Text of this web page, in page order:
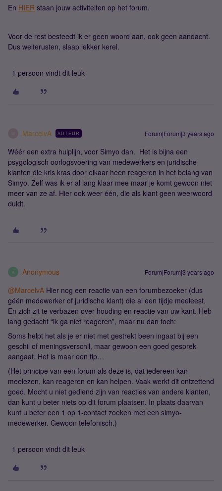
En HIER staan jouw activiteiten op het forum.
Voor de rest besteedt ik er geen woord aan, ook geen aandacht.
Dus welterusten, slaap lekker kerel.
1 persoon vindt dit leuk
MarcelvA AUTEUR Forum|Forum|3 years ago
Wéér een extra hulplijn, voor Simyo dan. Het is bijna een
psygologisch oorlogsvoering van medewerkers en juridische
klanten die kris kras door elkaar heen reageren in het belang van
Simyo. Zelf was ik er al lang klaar mee maar je komt gewoon niet
meer van ze af. Hier ook weer één, die als klant geen weerwoord
duldt.
A Anonymous Forum|Forum|3 years ago
@MarcelvA Hier nog een reactie van een forumbezoeker (dus
géén medewerker of juridische klant) die al een tijdje meeleest.
En zich zit te verbazen over houding en reactie van uw kant. Heb
lang gedacht “ik ga niet reageren”, maar nu dan toch:
Soms helpt het als je er niet met gestrekt been ingaat bij een
geschil of meningsverschil, maar gewoon een goed gesprek
aangaat. Het is maar een tip…
(Het principe van een forum als deze is, dat iedereen kan
meelezen, kan reageren en kan helpen. Vaak werkt dit ontzettend
goed. Mocht u niet gediend zijn van reacties van andere klanten,
dan kunt u beter niets op dit forum plaatsen. In plaats daarvan
kunt u beter een 1 op 1-contact zoeken met een simyo-
medewerker. Gewoon telefonisch.)
1 persoon vindt dit leuk